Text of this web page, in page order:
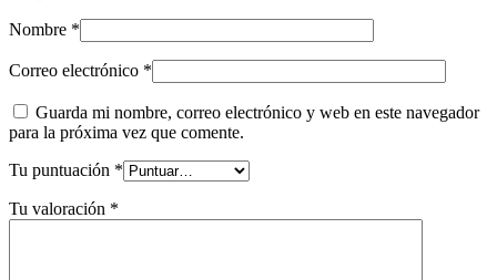
Nombre *
Correo electrónico *
Guarda mi nombre, correo electrónico y web en este navegador
para la próxima vez que comente.
Tu puntuación *
Tu valoración *